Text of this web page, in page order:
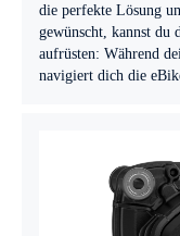
die perfekte Lösung
gewünscht, kannst du
aufrüsten: Während
navigiert dich die